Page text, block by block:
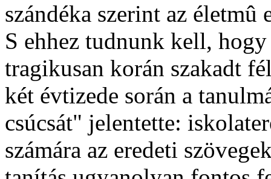
szándéka szerint az életmû
S ehhez tudnunk kell,
tragikusan korán szakadt
két évtizede során a
csúcsát" jelentette:
számára az eredeti